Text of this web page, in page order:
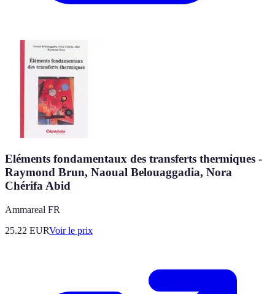
Eléments fondamentaux des transferts thermiques -
Raymond Brun, Naoual Belouaggadia, Nora
Chérifa Abid
Ammareal FR
25.22 EURVoir le prix